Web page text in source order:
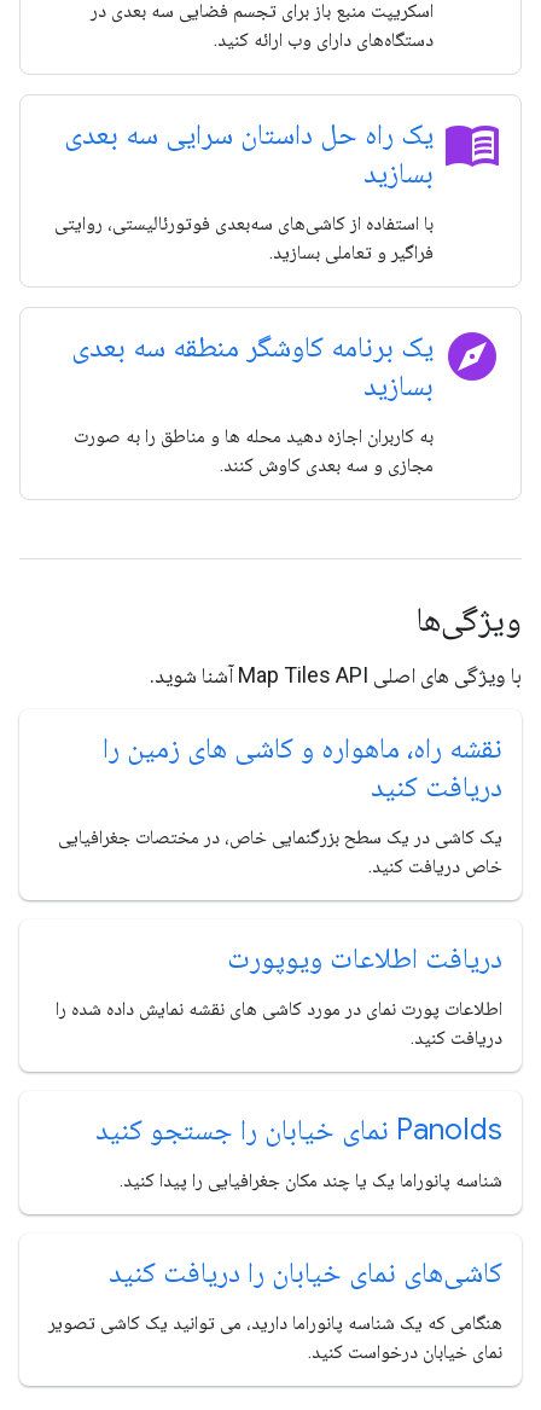
اسکریپت منبع باز برای تجسم فضایی سه بعدی در
دستگاه‌های دارای وب ارائه کنید.
menu_book یک راه حل داستان سرایی سه بعدی
بسازید
با استفاده از کاشی‌های سه‌بعدی فوتورئالیستی، روایتی
فراگیر و تعاملی بسازید.
explore یک برنامه کاوشگر منطقه سه بعدی
بسازید
به کاربران اجازه دهید محله ها و مناطق را به صورت
مجازی و سه بعدی کاوش کنند.
ویژگی‌ها
با ویژگی های اصلی Map Tiles API آشنا شوید.
نقشه راه، ماهواره و کاشی های زمین را
دریافت کنید
یک کاشی در یک سطح بزرگنمایی خاص، در مختصات جغرافیایی
خاص دریافت کنید.
دریافت اطلاعات ویوپورت
اطلاعات پورت نمای در مورد کاشی های نقشه نمایش داده شده را
دریافت کنید.
PanoIds نمای خیابان را جستجو کنید
شناسه پانوراما یک یا چند مکان جغرافیایی را پیدا کنید.
کاشی‌های نمای خیابان را دریافت کنید
هنگامی که یک شناسه پانوراما دارید، می توانید یک کاشی تصویر
نمای خیابان درخواست کنید.